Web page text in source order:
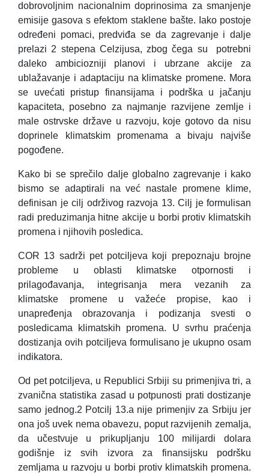
dobrovoljnim nacionalnim doprinosima za smanjenje
emisije gasova s efektom staklene bašte. Iako postoje
određeni pomaci, predviđa se da zagrevanje i dalje
prelazi 2 stepena Celzijusa, zbog čega su potrebni
daleko ambiciozniji planovi i ubrzane akcije za
ublažavanje i adaptaciju na klimatske promene. Mora
se uvećati pristup finansijama i podrška u jačanju
kapaciteta, posebno za najmanje razvijene zemlje i
male ostrvske države u razvoju, koje gotovo da nisu
doprinele klimatskim promenama a bivaju najviše
pogođene.
Kako bi se sprečilo dalje globalno zagrevanje i kako
bismo se adaptirali na već nastale promene klime,
definisan je cilj održivog razvoja 13. Cilj je formulisan
radi preduzimanja hitne akcije u borbi protiv klimatskih
promena i njihovih posledica.
COR 13 sadrži pet potciljeva koji prepoznaju brojne
probleme u oblasti klimatske otpornosti i
prilagođavanja, integrisanja mera vezanih za
klimatske promene u važeće propise, kao i
unapređenja obrazovanja i podizanja svesti o
posledicama klimatskih promena. U svrhu praćenja
dostizanja ovih potciljeva formulisano je ukupno osam
indikatora.
Od pet potciljeva, u Republici Srbiji su primenjiva tri, a
zvanična statistika zasad u potpunosti prati dostizanje
samo jednog.2 Potcilj 13.a nije primenjiv za Srbiju jer
ona još uvek nema obavezu, poput razvijenih zemalja,
da učestvuje u prikupljanju 100 milijardi dolara
godišnje iz svih izvora za finansijsku podršku
zemljama u razvoju u borbi protiv klimatskih promena.